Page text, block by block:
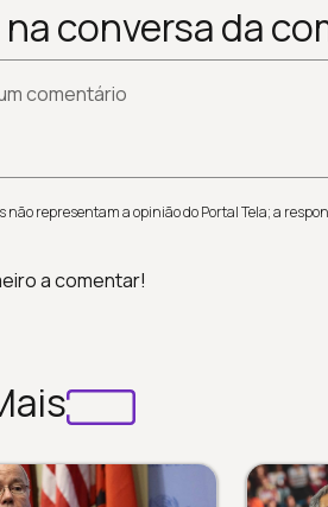
conversa da
comentário
não representam a opinião do Portal Tela; a
a comentar!